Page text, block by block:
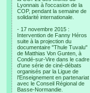
Lyonnais à l'occasion de la
COP, pendant la semaine de
solidarité internationale.
- 17 novembre 2015 :
Intervention de Fanny Héros
suite à la projection du
documentaire "Thule Tuvalu"
de Matthias Von Gunten, à
Condé-sur-Vire dans le cadre
d'une série de ciné-débats
organisés par la Ligue de
l'Enseignement en partenariat
avec le Conseil Régional de
Basse-Normandie.